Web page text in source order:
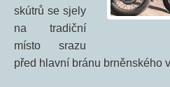
skútrů se sjely
na tradiční
místo srazu
před hlavní bránu brněnského